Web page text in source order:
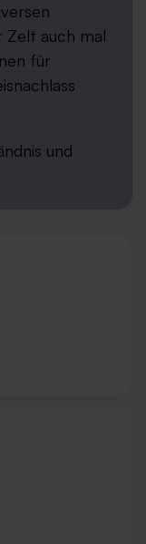
Zelt auch mal
für
und